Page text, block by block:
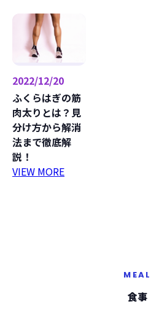
2022/12/20
ふくらはぎの筋
肉太りとは？見
分け方から解消
法まで徹底解
説！
VIEW MORE
MEAL
食事